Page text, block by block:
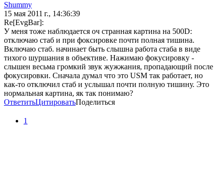
Shummy
15 мая 2011 г., 14:36:39
Re[EvgBar]:
У меня тоже наблюдается оч странная картина на 500D:
отключаю стаб и при фоксировке почти полная тишина.
Включаю стаб. начинает быть слышна работа стаба в виде
тихого шуршания в объективе. Нажимаю фокусировку -
слышен весьма громкий звук жужжания, пропадающий после
фокусировки. Сначала думал что это USM так работает, но
как-то отключил стаб и услышал почти полную тишину. Это
нормальная картина, як так понимаю?
ОтветитьЦитироватьПоделиться
1